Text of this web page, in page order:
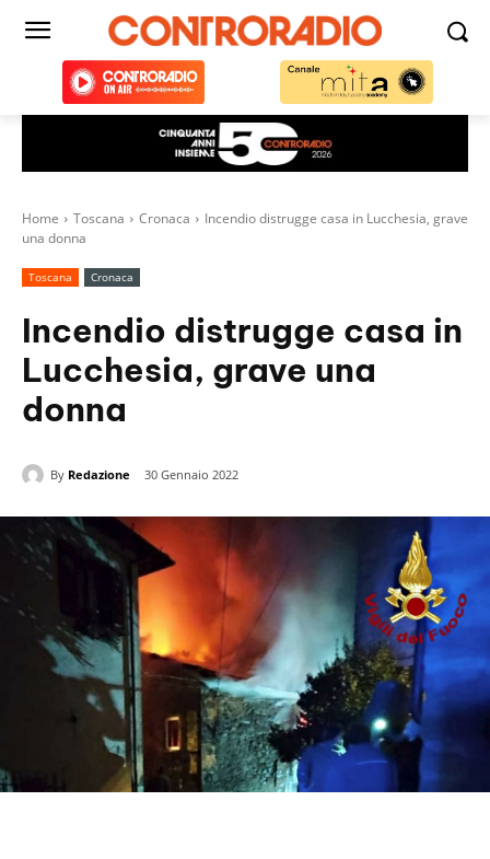
Home Toscana Cronaca
Incendio distrugge casa in Lucchesia, grave
una donna
Toscana Cronaca
Incendio distrugge casa in
Lucchesia, grave una
donna
By Redazione 30 Gennaio 2022